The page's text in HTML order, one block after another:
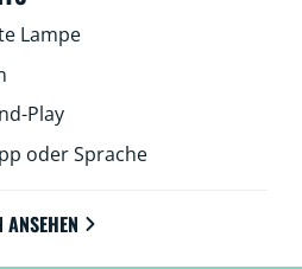
Lampe
Play
oder Sprache
ANSEHEN